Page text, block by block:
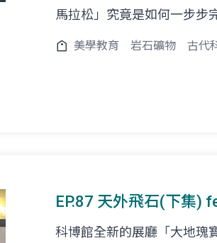
馬拉松」究竟是如何一步步
美學教育 岩石礦物 古代
EP.87 天外飛石(下集)
科博館全新的展廳「大地瑰